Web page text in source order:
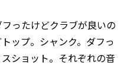
ったけどクラブが良いの
ップ。シャンク。ダフっ
ショット。それぞれの音